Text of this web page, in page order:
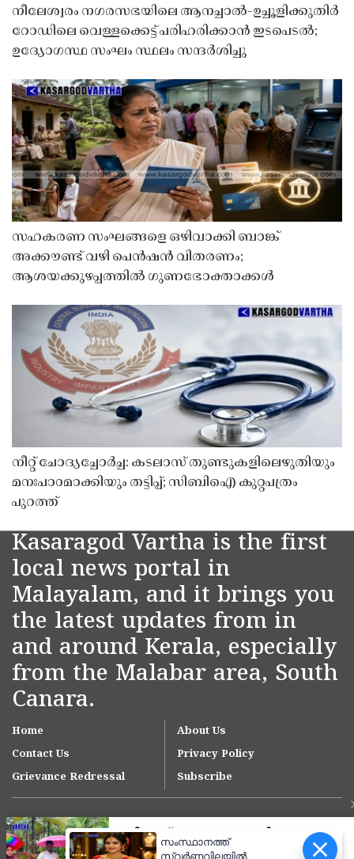
നീലേശ്വരം നഗരസഭയിലെ ആനച്ചാൽ-ഉച്ചൂളിക്കുതിർ
റോഡിലെ വെള്ളക്കെട്ട് പരിഹരിക്കാൻ ഇടപെടൽ;
ഉദ്യോഗസ്ഥ സംഘം സ്ഥലം സന്ദർശിച്ചു
സഹകരണ സംഘങ്ങളെ ഒഴിവാക്കി ബാങ്ക്
അക്കൗണ്ട് വഴി പെൻഷൻ വിതരണം;
ആശയക്കുഴപ്പത്തിൽ ഗുണഭോക്താക്കൾ
നീറ്റ് ചോദ്യച്ചോർച്ച: കടലാസ് തുണ്ടുകളിലെഴുതിയും
മനഃപാഠമാക്കിയും തട്ടിപ്പ്; സിബിഐ കുറ്റപത്രം
പുറത്ത്
Kasaragod Vartha is the first
local news portal in
Malayalam, and it brings you
the latest updates from in
and around Kerala, especially
from the Malabar area, South
Canara.
Home
About Us
Contact Us
Privacy Policy
Grievance Redressal
Subscribe
സംസ്ഥാനത്ത്
സ്വർണവിലയിൽ